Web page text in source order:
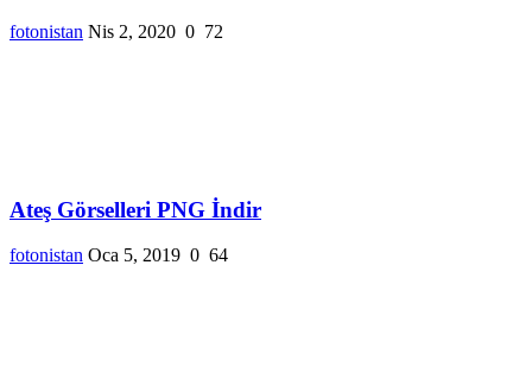
fotonistan Nis 2, 2020 0 72
Ateş Görselleri PNG İndir
fotonistan Oca 5, 2019 0 64